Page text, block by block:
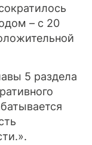
– с 20
5 раздела